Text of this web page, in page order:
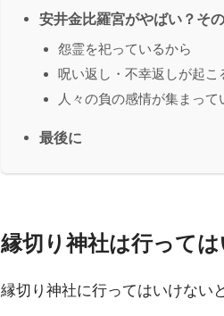
安井金比羅宮がやばい？そ
怨霊を祀っているから
呪い返し・不幸返しが起こ
人々の負の感情が集まって
最後に
縁切り神社は行って
縁切り神社に行ってはいけない